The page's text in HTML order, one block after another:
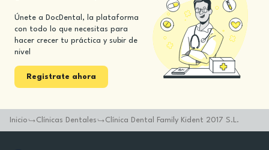
Únete a DocDental, la plataforma
con todo lo que necesitas para
hacer crecer tu práctica y subir de
nivel
Registrate ahora
Inicio Clínicas Dentales Clínica Dental Family Kident 2017 S.L.